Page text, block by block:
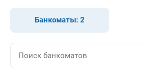
Банкоматы: 2